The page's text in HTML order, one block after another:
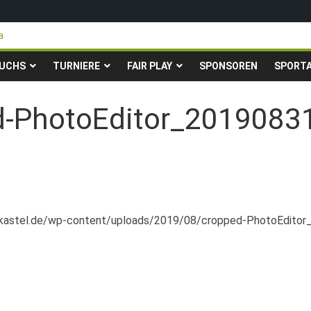
in die Gruppenliga auf*
der TSG Kastel
für Hobbymannschaften
TURNIERE FAIR PLAY SPONSOREN
wp-content/uploads/2019/08/cropped-